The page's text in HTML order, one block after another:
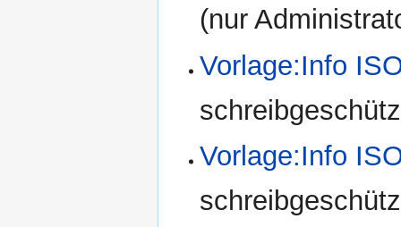
(nur
Vorlage:Info
Vorlage:Info